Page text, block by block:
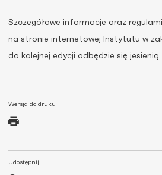
Wersja do druku
Udostępnij
Szczegółowe informacje oraz
na stronie internetowej Instytutu w
do kolejnej edycji odbędzie się jesienią